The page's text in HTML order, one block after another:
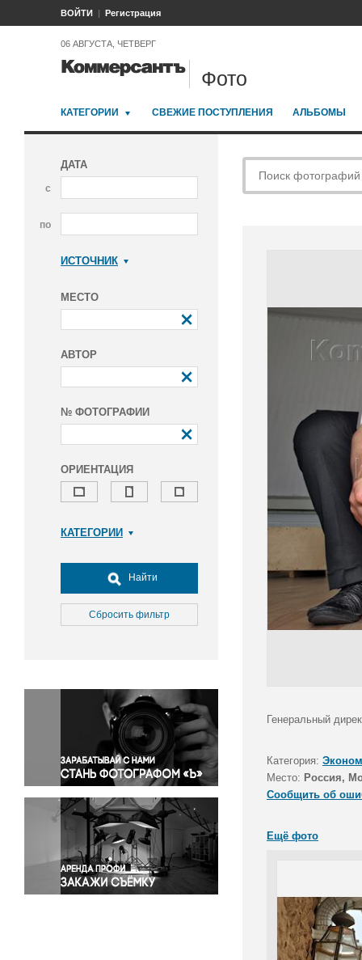
ВОЙТИ Регистрация
06 АВГУСТА, ЧЕТВЕРГ
Фото
КАТЕГОРИИ СВЕЖИЕ ПОСТУПЛЕНИЯ АЛЬБОМЫ
ДАТА
с
по
ИСТОЧНИК
МЕСТО
АВТОР
№ ФОТОГРАФИИ
ОРИЕНТАЦИЯ
КАТЕГОРИИ
Досуг, туризм и отдых
Культура
Медицина
Окружающая среда
Политика
Правосудие
Происшествия и конфликты
Религия
Светская жизнь
Спорт
Экология
Экономика и бизнес
Найти
Сбросить фильтр
Генеральный
Категория:
Место: Россия,
Сообщить об
Ещё фото